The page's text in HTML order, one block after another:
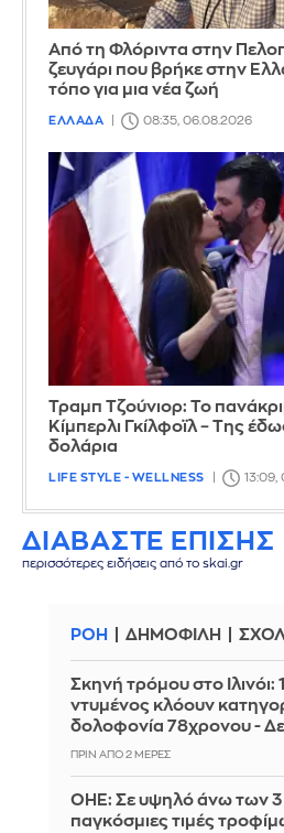
Από τη Φλόριντα στην
ζευγάρι που βρήκε στην
τόπο για μια νέα ζωή
ΕΛΛΑΔΑ 08:35, 06.08.2026
Τραμπ Τζούνιορ: Το
Κίμπερλι Γκίλφοϊλ – Της
δολάρια
LIFE STYLE - WELLNESS 13:09,
ΔΙΑΒΑΣΤΕ ΕΠΙΣΗΣ
περισσότερες ειδήσεις από το skai.gr
ΡΟΗ ΔΗΜΟΦΙΛΗ
Σκηνή τρόμου στο Ιλινόι:
ντυμένος κλόουν
δολοφονία 78χρονου -
ΠΡΙΝ ΑΠΌ 2 ΜΈΡΕΣ
ΟΗΕ: Σε υψηλό άνω των 3
παγκόσμιες τιμές